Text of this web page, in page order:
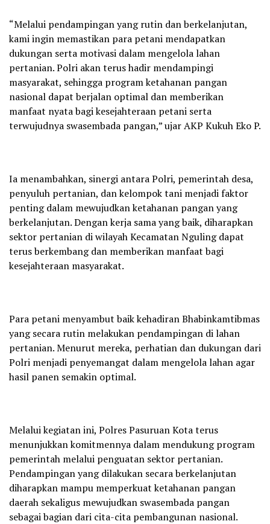
“Melalui pendampingan yang rutin dan berkelanjutan,
kami ingin memastikan para petani mendapatkan
dukungan serta motivasi dalam mengelola lahan
pertanian. Polri akan terus hadir mendampingi
masyarakat, sehingga program ketahanan pangan
nasional dapat berjalan optimal dan memberikan
manfaat nyata bagi kesejahteraan petani serta
terwujudnya swasembada pangan,” ujar AKP Kukuh Eko P.
Ia menambahkan, sinergi antara Polri, pemerintah desa,
penyuluh pertanian, dan kelompok tani menjadi faktor
penting dalam mewujudkan ketahanan pangan yang
berkelanjutan. Dengan kerja sama yang baik, diharapkan
sektor pertanian di wilayah Kecamatan Nguling dapat
terus berkembang dan memberikan manfaat bagi
kesejahteraan masyarakat.
Para petani menyambut baik kehadiran Bhabinkamtibmas
yang secara rutin melakukan pendampingan di lahan
pertanian. Menurut mereka, perhatian dan dukungan dari
Polri menjadi penyemangat dalam mengelola lahan agar
hasil panen semakin optimal.
Melalui kegiatan ini, Polres Pasuruan Kota terus
menunjukkan komitmennya dalam mendukung program
pemerintah melalui penguatan sektor pertanian.
Pendampingan yang dilakukan secara berkelanjutan
diharapkan mampu memperkuat ketahanan pangan
daerah sekaligus mewujudkan swasembada pangan
sebagai bagian dari cita-cita pembangunan nasional.